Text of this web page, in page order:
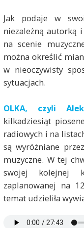
Jak podaje w
niezależną autorką
na scenie
można określić
w nieoczywisty
sytuacjach.
OLKA, czyli
kilkadziesiąt
radiowych i na
są wyróżniane
muzyczne. W tej
swojej kolejnej
zaplanowanej na
temat udzieliła